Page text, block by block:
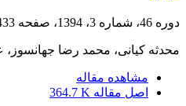
دوره 46، شماره 3، 1394، صفحه 438
محدثه کیانی، محمد رضا
مشاهده مقاله
اصل مقاله 364.7 K